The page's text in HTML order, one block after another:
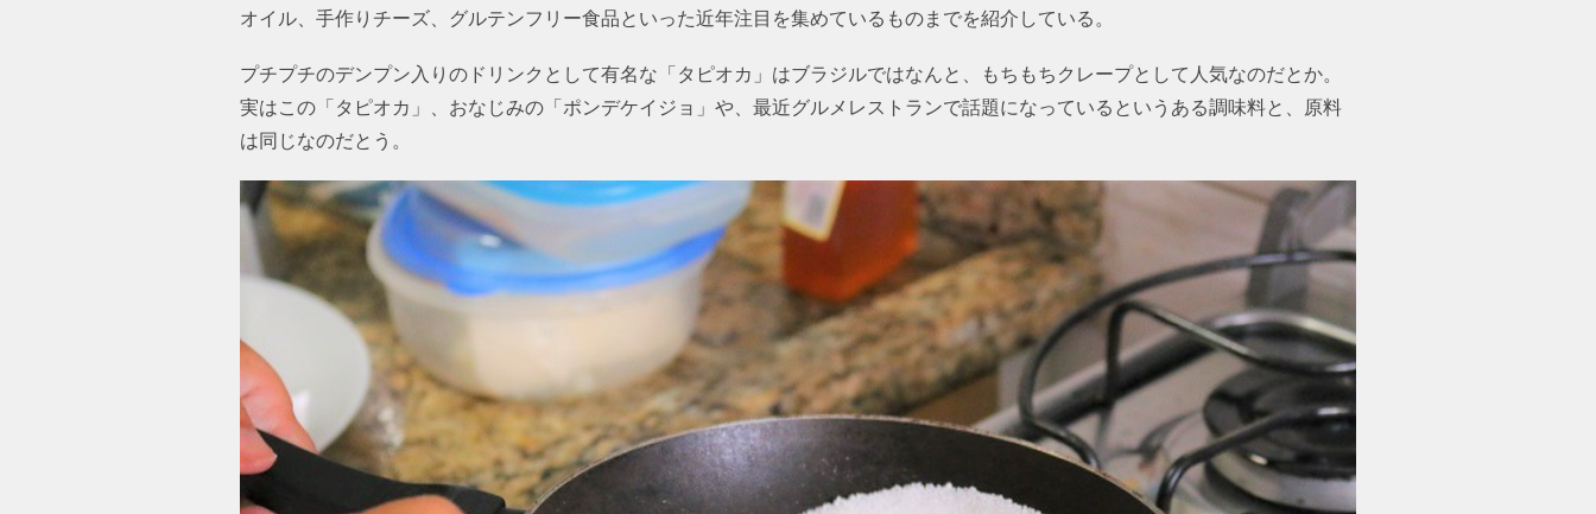
オイル、手作りチーズ、グルテンフリー食品といった近年注目を集めているものまでを紹介している。
プチプチのデンプン入りのドリンクとして有名な「タピオカ」はブラジルではなんと、もちもちクレープとして人気なのだとか。
実はこの「タピオカ」、おなじみの「ポンデケイジョ」や、最近グルメレストランで話題になっているというある調味料と、原料
は同じなのだとう。